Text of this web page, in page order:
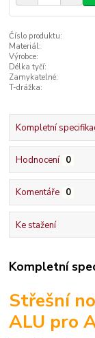
Číslo produktu:
Materiál:
Výrobce:
Délka tyčí:
Zamykatelné:
T-drážka:
Kompletní
Hodnocení 0
Komentáře 0
Ke stažení
Kompletní
Střešní
ALU pro